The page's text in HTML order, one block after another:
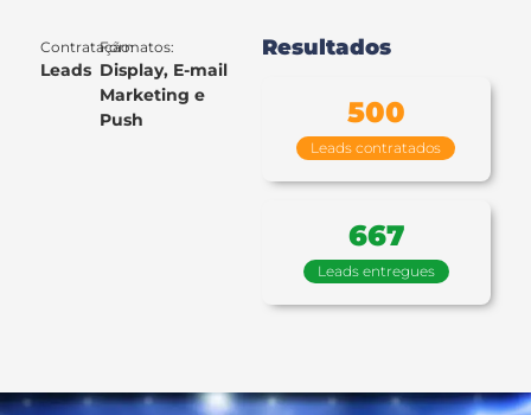
Contratação:
Leads
Formatos:
Display, E-mail
Marketing e
Push
Resultados
500
Leads contratados
667
Leads entregues